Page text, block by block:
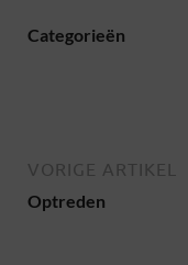
Categorieën
VORIGE ARTIKEL
Optreden